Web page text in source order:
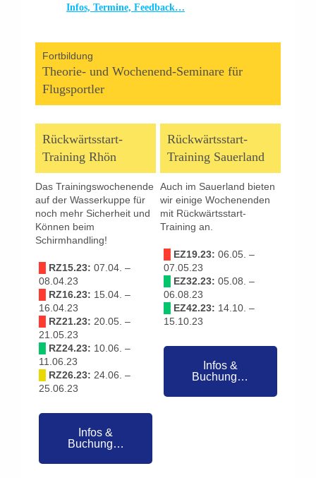
Infos, Termine, Feedback…
Fortbildung
Theorie- und Wochenend-Seminare für
Flugsportler
Rückwärtsstart-
Training Rhön
Das Trainingswochenende
auf der Wasserkuppe für
noch mehr Sicherheit und
Können beim
Schirmhandling!
RZ15.23: 07.04. –
08.04.23
RZ16.23: 15.04. –
16.04.23
RZ21.23: 20.05. –
21.05.23
RZ24.23: 10.06. –
11.06.23
RZ26.23: 24.06. –
25.06.23
Infos &
Buchung…
Rückwärtsstart-
Training Sauerland
Auch im Sauerland bieten
wir einige Wochenenden
mit Rückwärtsstart-
Training an.
EZ19.23: 06.05. –
07.05.23
EZ32.23: 05.08. –
06.08.23
EZ42.23: 14.10. –
15.10.23
Infos &
Buchung…